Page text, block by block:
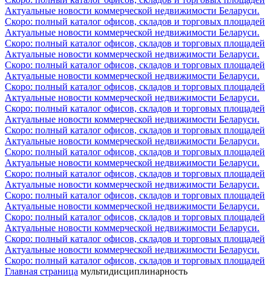
Актуальные новости коммерческой недвижимости Беларуси.
Скоро: полный каталог офисов, складов и торговых площадей
Актуальные новости коммерческой недвижимости Беларуси.
Скоро: полный каталог офисов, складов и торговых площадей
Актуальные новости коммерческой недвижимости Беларуси.
Скоро: полный каталог офисов, складов и торговых площадей
Актуальные новости коммерческой недвижимости Беларуси.
Скоро: полный каталог офисов, складов и торговых площадей
Актуальные новости коммерческой недвижимости Беларуси.
Скоро: полный каталог офисов, складов и торговых площадей
Актуальные новости коммерческой недвижимости Беларуси.
Скоро: полный каталог офисов, складов и торговых площадей
Актуальные новости коммерческой недвижимости Беларуси.
Скоро: полный каталог офисов, складов и торговых площадей
Актуальные новости коммерческой недвижимости Беларуси.
Скоро: полный каталог офисов, складов и торговых площадей
Актуальные новости коммерческой недвижимости Беларуси.
Скоро: полный каталог офисов, складов и торговых площадей
Актуальные новости коммерческой недвижимости Беларуси.
Скоро: полный каталог офисов, складов и торговых площадей
Актуальные новости коммерческой недвижимости Беларуси.
Скоро: полный каталог офисов, складов и торговых площадей
Актуальные новости коммерческой недвижимости Беларуси.
Скоро: полный каталог офисов, складов и торговых площадей
Главная страница мультидисциплинарность